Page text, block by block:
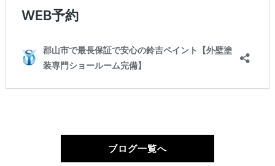
ブログ一覧へ